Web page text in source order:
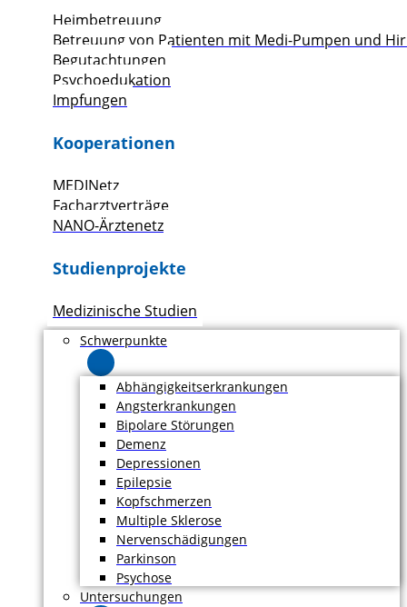
Heimbetreuung
Betreuung von Patienten mit Medi-Pumpen und
Begutachtungen
Psychoedukation
Impfungen
Kooperationen
MEDINetz
Facharztverträge
NANO-Ärztenetz
Studienprojekte
Medizinische Studien
Schwerpunkte
Abhängigkeitserkrankungen
Angsterkrankungen
Bipolare Störungen
Demenz
Depressionen
Epilepsie
Kopfschmerzen
Multiple Sklerose
Nervenschädigungen
Parkinson
Psychose
Untersuchungen